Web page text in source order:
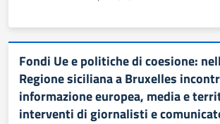
Fondi Ue e politiche di coesione:
Regione siciliana a Bruxelles
informazione europea, media e
interventi di giornalisti e